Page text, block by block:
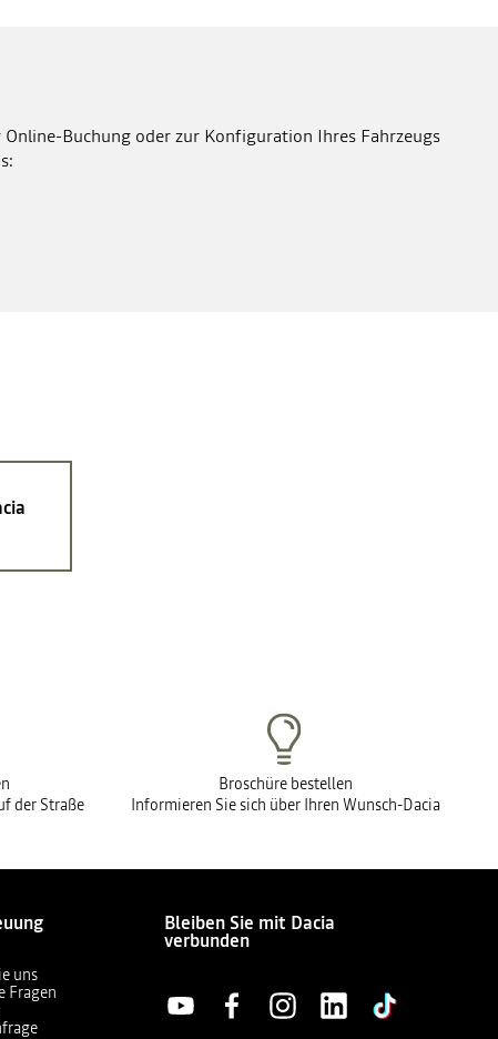
Buchung oder zur Konfiguration Ihres Fahrzeugs
der Straße
Broschüre bestellen
Informieren Sie sich über Ihren Wunsch-Dacia
uns
Fragen
Bleiben Sie mit Dacia
verbunden